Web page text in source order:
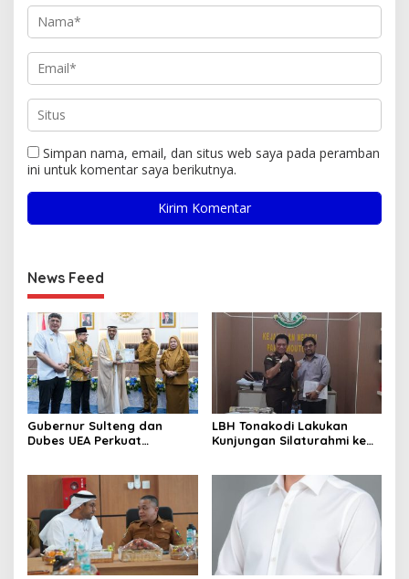
Simpan nama, email, dan situs web saya pada peramban
ini untuk komentar saya berikutnya.
News Feed
Gubernur Sulteng dan
Dubes UEA Perkuat
LBH Tonakodi Lakukan
Kunjungan Silaturahmi ke